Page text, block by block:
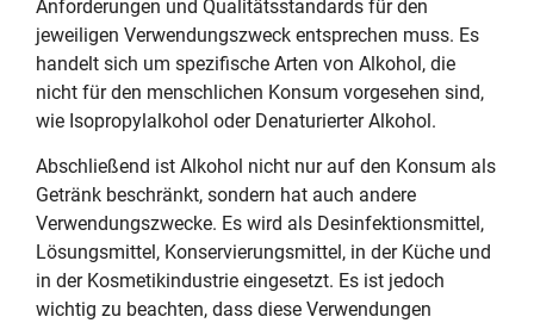
Anforderungen und Qualitätsstandards für den
jeweiligen Verwendungszweck entsprechen muss. Es
handelt sich um spezifische Arten von Alkohol, die
nicht für den menschlichen Konsum vorgesehen sind,
wie Isopropylalkohol oder Denaturierter Alkohol.
Abschließend ist Alkohol nicht nur auf den Konsum als
Getränk beschränkt, sondern hat auch andere
Verwendungszwecke. Es wird als Desinfektionsmittel,
Lösungsmittel, Konservierungsmittel, in der Küche und
in der Kosmetikindustrie eingesetzt. Es ist jedoch
wichtig zu beachten, dass diese Verwendungen